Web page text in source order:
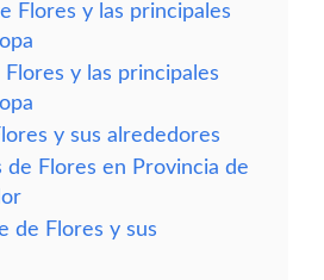
Flores y las principales
y las principales
y sus alrededores
de Flores en Provincia de
de Flores y sus